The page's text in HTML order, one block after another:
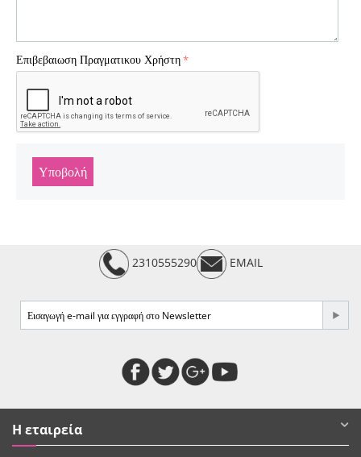
Επιβεβαιωση Πραγματικου Χρήστη
Υποβολή
2310555290 EMAIL
Η εταιρεία